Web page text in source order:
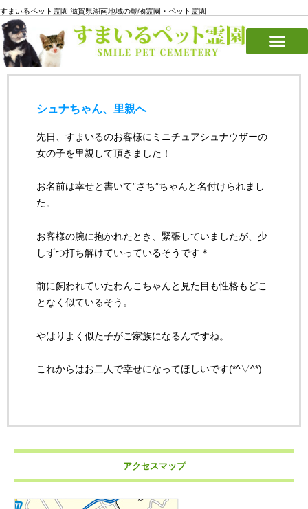
すまいるペット霊園 滋賀県湖南地域の動物霊園・ペット霊園
シュナちゃん、里親へ
先日、すまいるのお客様にミニチュアシュナウザーの
女の子を里親して頂きました！
お名前は幸せと書いて”さち”ちゃんと名付けられまし
た。
お客様の腕に抱かれたとき、緊張していましたが、少
しずつ打ち解けていっているそうです＊
前に飼われていたわんこちゃんと見た目も性格もどこ
となく似ているそう。
やはりよく似た子がご家族になるんですね。
これからはお二人で幸せになってほしいです(*^▽^*)
アクセスマップ